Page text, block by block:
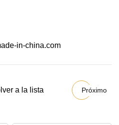
in-china.com
a la lista Próximo